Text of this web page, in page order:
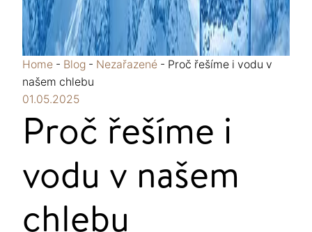
Home- Blog- Nezařazené- Proč řešíme i vodu v
našem chlebu
Proč řešíme i
vodu v našem
chlebu
01.05.2025